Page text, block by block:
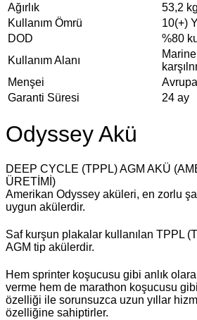
Ağırlık
53,2 kg
Kullanım Ömrü
10(+)
DOD
%80
Kullanım Alanı
Menşei
Avrupa
Garanti Süresi
24 ay
Odyssey Akü
DEEP CYCLE (TPPL) AGM AKÜ
ÜRETİMİ)
Amerikan Odyssey aküleri, en zorlu
uygun akülerdir.
Saf kurşun plakalar kullanılan TPPL
AGM tip akülerdir.
Hem sprinter koşucusu gibi anlık
verme hem de marathon koşucusu
özelliği ile sorunsuzca uzun yıllar
özelliğine sahiptirler.